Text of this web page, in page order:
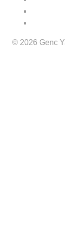
© 2026 Genc